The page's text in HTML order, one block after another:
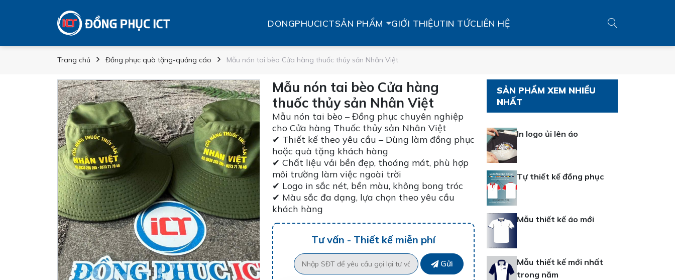
DONGPHUCICTSẢN PHẨM GIỚI THIỆUTIN TỨCLIÊN HỆ
Trang chủ Đồng phục quà tặng-quảng cáo Mẫu nón tai bèo Cửa hàng thuốc thủy sản Nhân Việt
Mẫu nón tai bèo Cửa hàng
thuốc thủy sản Nhân Việt
Mẫu nón tai bèo – Đồng phục chuyên nghiệp
cho Cửa hàng Thuốc thủy sản Nhân Việt
✔ Thiết kế theo yêu cầu – Dùng làm đồng phục
hoặc quà tặng khách hàng
✔ Chất liệu vải bền đẹp, thoáng mát, phù hợp
môi trường làm việc ngoài trời
✔ Logo in sắc nét, bền màu, không bong tróc
✔ Màu sắc đa dạng, lựa chọn theo yêu cầu
khách hàng
Tư vấn - Thiết kế miễn phí
Gửi
SẢN PHẨM XEM NHIỀU
NHẤT
In logo ủi lên áo
Tự thiết kế đồng phục
Mẫu thiết kế áo mới
Mẫu thiết kế mới nhất
trong năm